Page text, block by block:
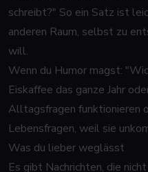
schreibt?" So ein Satz ist
anderen Raum, selbst zu
will.
Wenn du Humor magst:
Eiskaffee das ganze Jahr
Alltagsfragen funktionieren
Lebensfragen, weil sie
Was du lieber weglässt
Es gibt Nachrichten, die